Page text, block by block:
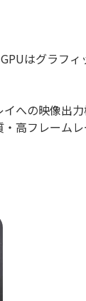
はグラフ
への映像出
高フレーム